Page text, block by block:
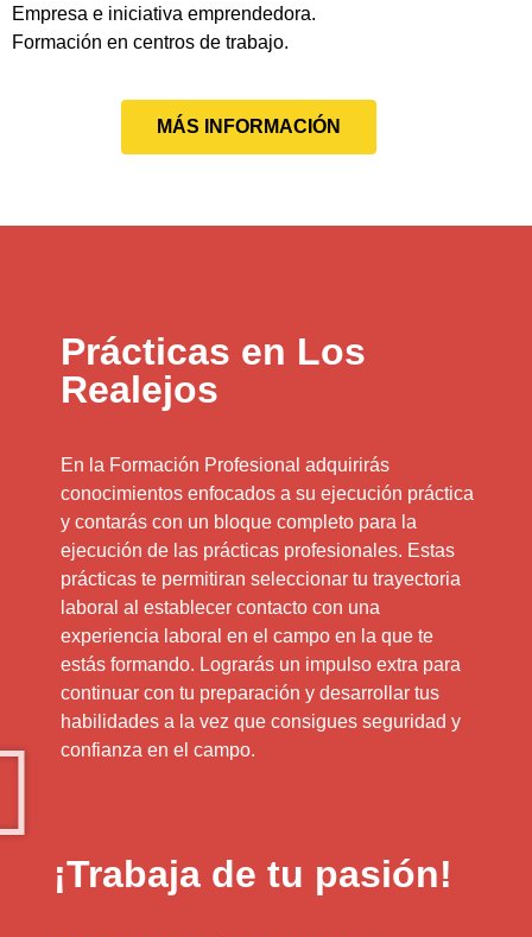
Empresa e iniciativa emprendedora.
Formación en centros de trabajo.
MÁS INFORMACIÓN
Prácticas en Los
Realejos
En la Formación Profesional adquirirás
conocimientos enfocados a su ejecución práctica
y contarás con un bloque completo para la
ejecución de las prácticas profesionales. Estas
prácticas te permitiran seleccionar tu trayectoria
laboral al establecer contacto con una
experiencia laboral en el campo en la que te
estás formando. Lograrás un impulso extra para
continuar con tu preparación y desarrollar tus
habilidades a la vez que consigues seguridad y
confianza en el campo.
¡Trabaja de tu pasión!